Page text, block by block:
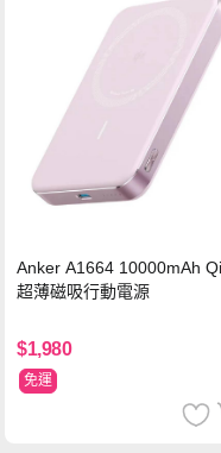
Anker A1664 10000mAh Qi2
超薄磁吸行動電源
$1,980
免運